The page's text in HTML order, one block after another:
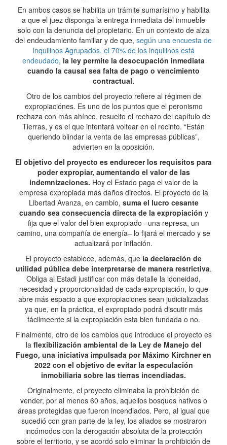
En ambos casos se habilita un trámite sumarísimo y habilita
a que el juez disponga la entrega inmediata del inmueble
solo con la denuncia del propietario. En un contexto de alza
del endeudamiento familiar y de que, según una encuesta de
Inquilinos Agrupados, el 70% de los inquilinos está
endeudado, la ley permite la desocupación inmediata
cuando la causal sea falta de pago o vencimiento
contractual.
Otro de los cambios del proyecto refiere al régimen de
expropiaciónes. Es uno de los puntos que el peronismo
rechaza con más ahínco, resuelto el rechazo del capítulo de
Tierras, y es el que intentará voltear en el recinto. “Están
queriendo blindar la venta de las empresas públicas”,
advierten en la oposición.
El objetivo del proyecto es endurecer los requisitos para
poder expropiar, aumentando el valor de las
indemnizaciones. Hoy el Estado paga el valor de la
empresa expropiada más daños directos. El proyecto de la
Libertad Avanza, en cambio, suma el lucro cesante
cuando sea consecuencia directa de la expropiación y
fija que el valor del bien expropiado –una represa, un
camino, una compañía de energía– lo fijará el mercado y se
actualizará por inflación.
El proyecto establece, además, que la declaración de
utilidad pública debe interpretarse de manera restrictiva.
Obliga al Estadi justificar con más detalle la idoneidad,
necesidad y proporcionalidad de cada expropiación, lo que
abre más espacio a que expropiaciones sean judicializadas
ya que, en la práctica, el expropiado podrá discutir más
fácilmeente si la expropiación esta bien fundada o no.
Finalmente, otro de los cambios que introduce el proyecto es
la flexibilización ambiental de la Ley de Manejo del
Fuego, una iniciativa impulsada por Máximo Kirchner en
2022 con el objetivo de evitar la especulación
inmobiliaria sobre las tierras incendiadas.
Originalmente, el proyecto eliminaba la prohibición de
vender, por al menos 60 años, aquellos bosques nativos o
áreas protegidas que fueron incendiados. Pero, al igual que
sucedió con gran parte de la ley, los aliados se mostraron
incómodos con la derogación absoluta de la protección
sobre el territorio, y se acordó solo eliminar la prohibición de